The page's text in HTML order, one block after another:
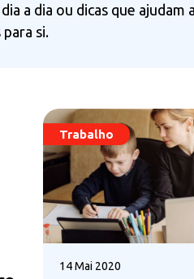
a dia ou dicas que
si.
Trabalho
14 Mai 2020